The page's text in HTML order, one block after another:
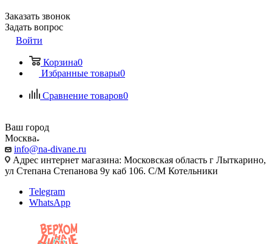
Заказать звонок
Задать вопрос
Войти
Корзина0
Избранные товары0
Сравнение товаров0
Ваш город
Москва
info@na-divane.ru
Адрес интернет магазина: Московская область г Лыткарино,
ул Степана Степанова 9у каб 106. С/М Котельники
Telegram
WhatsApp